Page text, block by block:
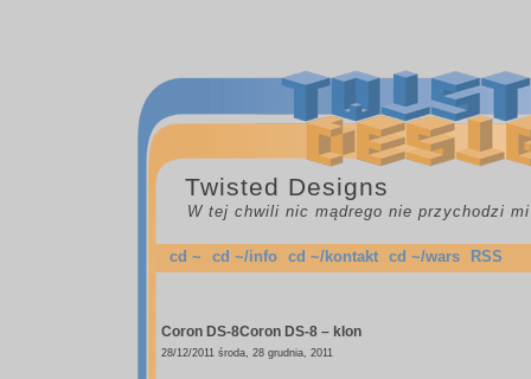
Twisted Designs
W tej chwili nic mądrego nie przychodzi mi
cd ~ cd ~/info cd ~/kontakt cd ~/wars RSS
Coron DS-8Coron DS-8 – klon
28/12/2011 środa, 28 grudnia, 2011